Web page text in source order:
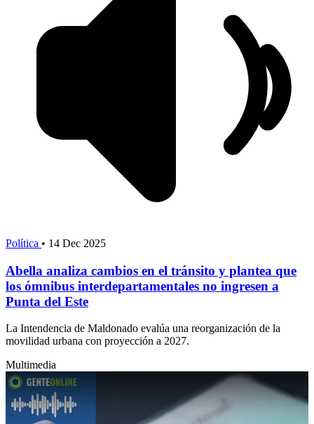
Política • 14 Dec 2025
Abella analiza cambios en el tránsito y plantea que
los ómnibus interdepartamentales no ingresen a
Punta del Este
La Intendencia de Maldonado evalúa una reorganización de la
movilidad urbana con proyección a 2027.
Multimedia